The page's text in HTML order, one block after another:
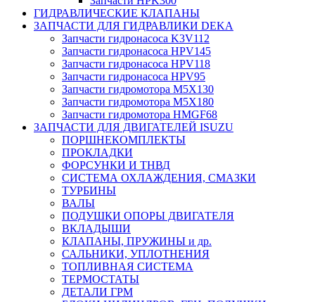
ГИДРАВЛИЧЕСКИЕ КЛАПАНЫ
ЗАПЧАСТИ ДЛЯ ГИДРАВЛИКИ DEKA
Запчасти гидронасоса K3V112
Запчасти гидронасоса HPV145
Запчасти гидронасоса HPV118
Запчасти гидронасоса HPV95
Запчасти гидромотора M5X130
Запчасти гидромотора M5X180
Запчасти гидромотора HMGF68
ЗАПЧАСТИ ДЛЯ ДВИГАТЕЛЕЙ ISUZU
ПОРШНЕКОМПЛЕКТЫ
ПРОКЛАДКИ
ФОРСУНКИ И ТНВД
СИСТЕМА ОХЛАЖДЕНИЯ, СМАЗКИ
ТУРБИНЫ
ВАЛЫ
ПОДУШКИ ОПОРЫ ДВИГАТЕЛЯ
ВКЛАДЫШИ
КЛАПАНЫ, ПРУЖИНЫ и др.
САЛЬНИКИ, УПЛОТНЕНИЯ
ТОПЛИВНАЯ СИСТЕМА
ТЕРМОСТАТЫ
ДЕТАЛИ ГРМ